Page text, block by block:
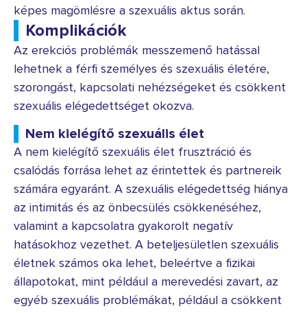
képes magömlésre a szexuális aktus során.
Komplikációk
Az erekciós problémák messzemenő hatással
lehetnek a férfi személyes és szexuális életére,
szorongást, kapcsolati nehézségeket és csökkent
szexuális elégedettséget okozva.
Nem kielégítő szexuális élet
A nem kielégítő szexuális élet frusztráció és
csalódás forrása lehet az érintettek és partnereik
számára egyaránt. A szexuális elégedettség hiánya
az intimitás és az önbecsülés csökkenéséhez,
valamint a kapcsolatra gyakorolt ​​negatív
hatásokhoz vezethet. A beteljesületlen szexuális
életnek számos oka lehet, beleértve a fizikai
állapotokat, mint például a merevedési zavart, az
egyéb szexuális problémákat, például a csökkent